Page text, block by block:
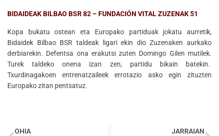
BIDAIDEAK BILBAO BSR 82 – FUNDACIÓN VITAL ZUZENAK 51
Kopa bukatu ostean eta Europako partiduak jokatu aurretik,
Bidaidek Bilbao BSR taldeak ligari ekin dio Zuzenaken aurkako
derbiarekin. Defentsa ona erakutsi zuten Domingo Gilen mutilek.
Turek taldeko onena izan zen, partidu bikain batekin.
Txurdinagakoen entrenatzaileek errotazio asko egin zituzten
Europako zitan pentsatuz.
OHIA JARRAIAN